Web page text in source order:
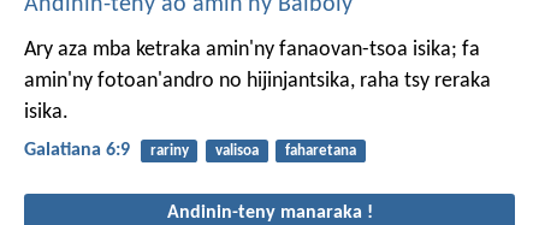
Ary aza mba ketraka amin'ny fanaovan-tsoa isika; fa
amin'ny fotoan'andro no hijinjantsika, raha tsy reraka
isika.
Galatiana 6:9 rariny valisoa faharetana
Andinin-teny manaraka !